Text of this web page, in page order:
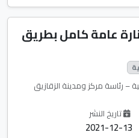
عامة كامل بطريق
– رئاسة مركز ومدينة الزقازيق
تاريخ النشر
2021-12-13